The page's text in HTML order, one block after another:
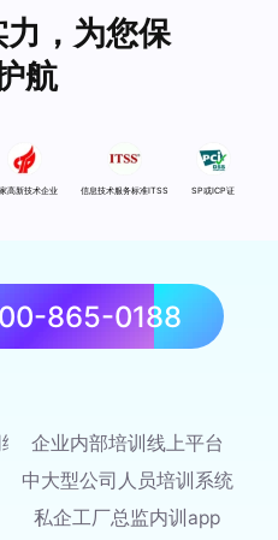
，为您保
航
高新技术企业 信息技术服务标准ITSS SP或ICP证
865-0188
平台
企业内部培训线上平台
中大型公司人员培训系统
私企工厂总监内训app